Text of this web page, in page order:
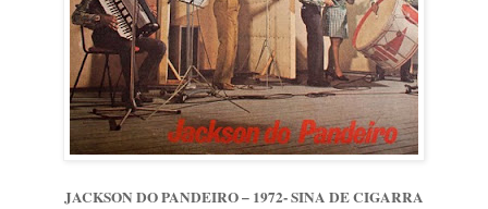
JACKSON DO PANDEIRO – 1972- SINA DE CIGARRA